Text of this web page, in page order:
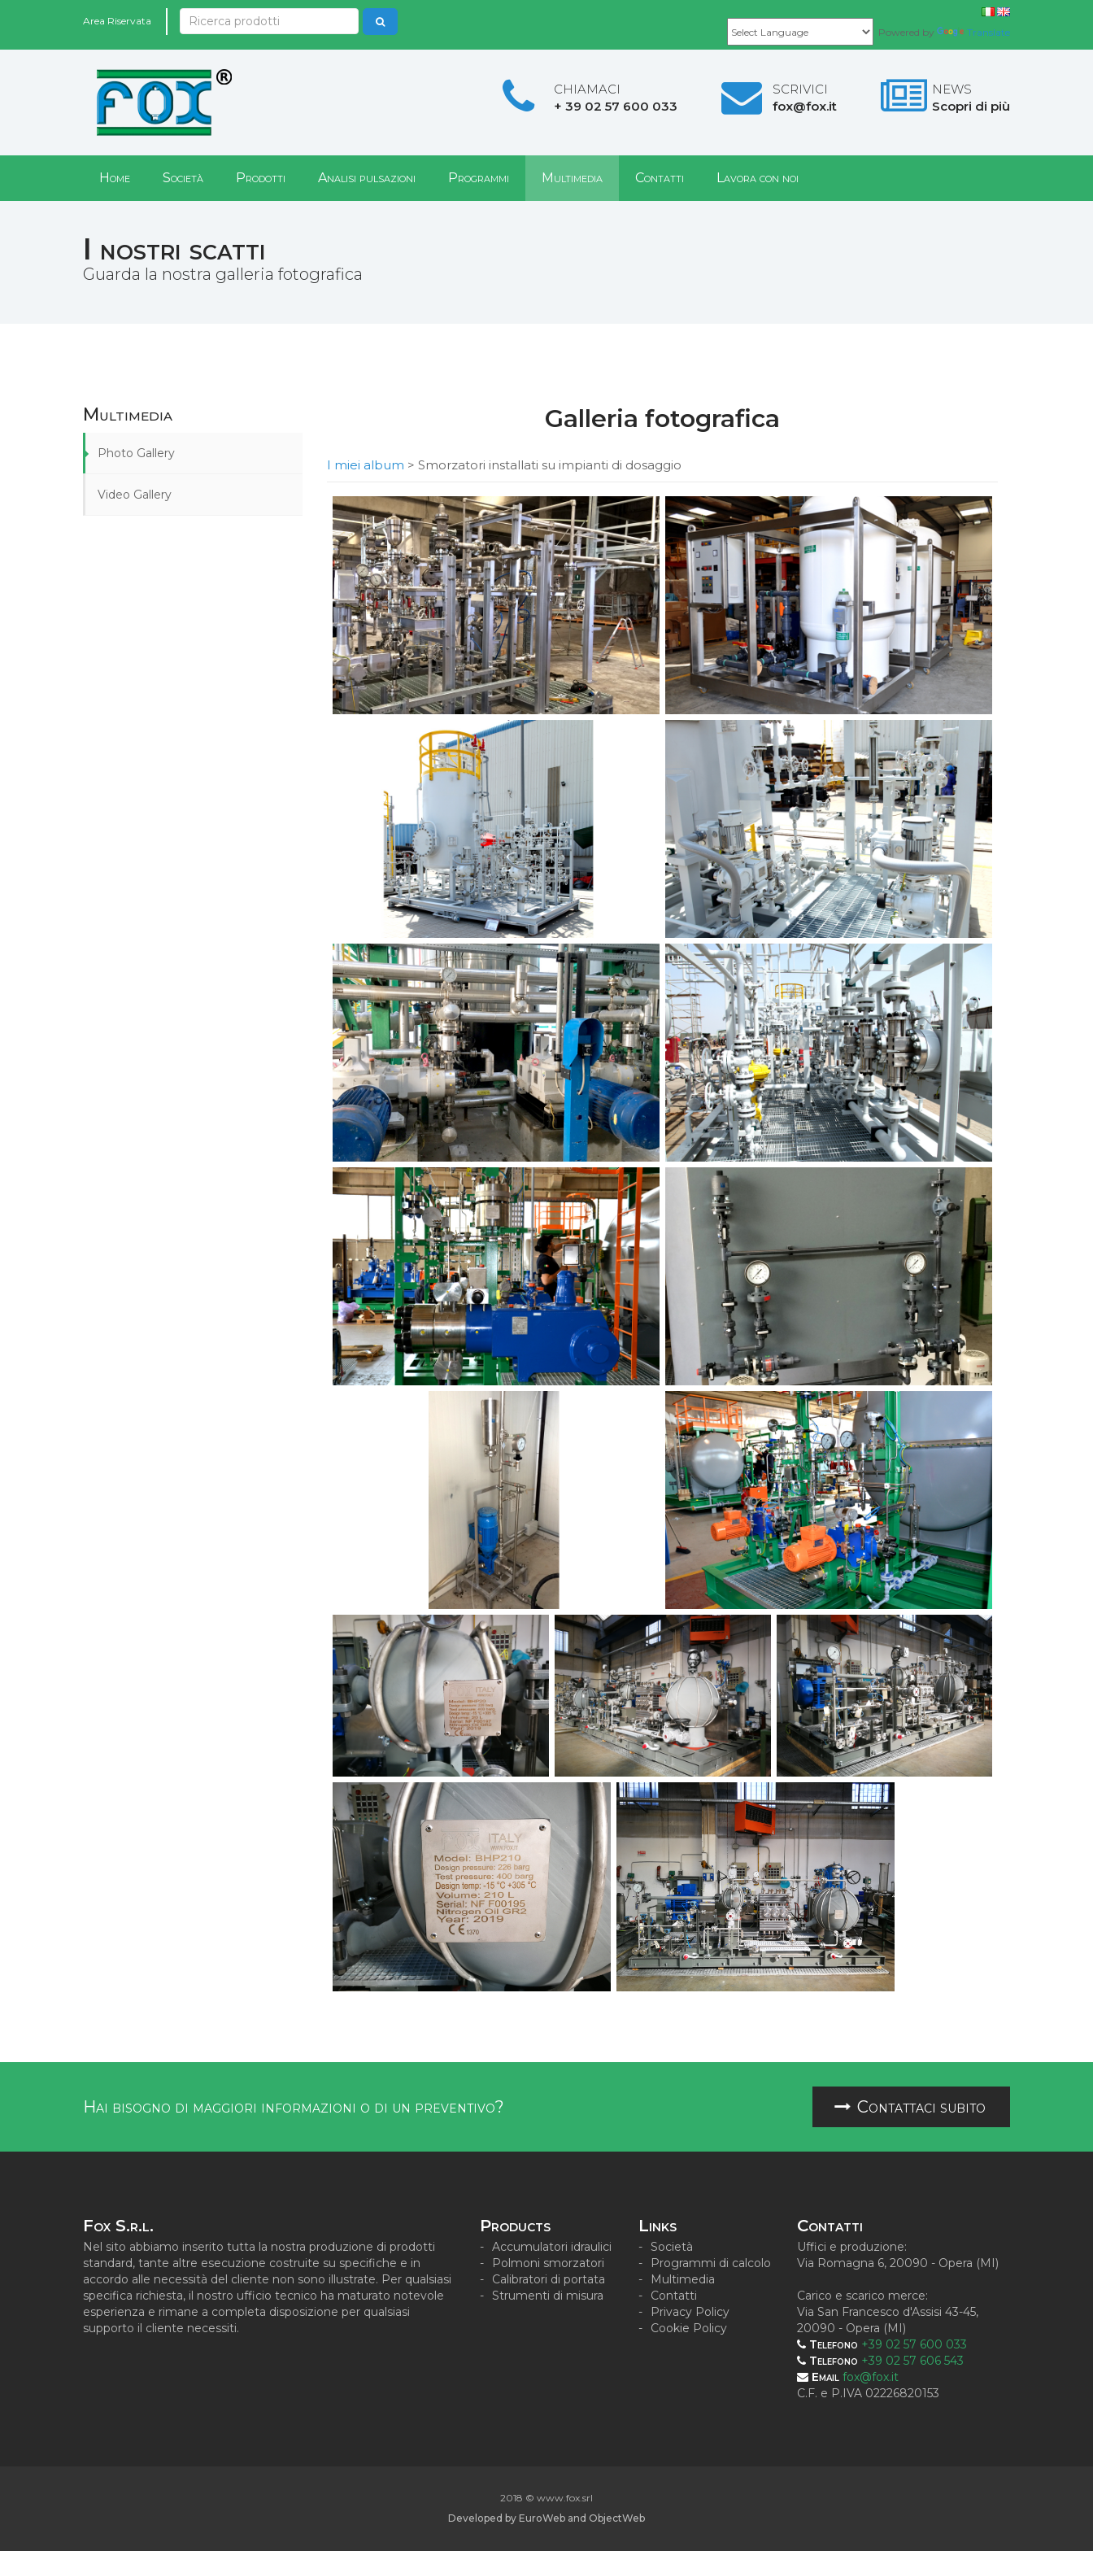
Area Riservata
Powered by
Translate
CHIAMACI
+ 39 02 57 600 033
SCRIVICI
fox@fox.it
NEWS
Scopri di più
Home Società Prodotti Analisi pulsazioni Programmi Multimedia Contatti Lavora con noi
I nostri scatti
Guarda la nostra galleria fotografica
Multimedia
Photo Gallery
Video Gallery
Galleria fotografica
I miei album > Smorzatori installati su impianti di dosaggio
Hai bisogno di maggiori informazioni o di un preventivo? Contattaci subito
Fox S.r.l.
Nel sito abbiamo inserito tutta la nostra produzione di prodotti
standard, tante altre esecuzione costruite su specifiche e in
accordo alle necessità del cliente non sono illustrate. Per qualsiasi
specifica richiesta, il nostro ufficio tecnico ha maturato notevole
esperienza e rimane a completa disposizione per qualsiasi
supporto il cliente necessiti.
Products
Accumulatori idraulici
Polmoni smorzatori
Calibratori di portata
Strumenti di misura
Links
Società
Programmi di calcolo
Multimedia
Contatti
Privacy Policy
Cookie Policy
Contatti
Uffici e produzione:
Via Romagna 6, 20090 - Opera (MI)
Carico e scarico merce:
Via San Francesco d'Assisi 43-45,
20090 - Opera (MI)
Telefono +39 02 57 600 033
Telefono +39 02 57 606 543
Email fox@fox.it
C.F. e P.IVA 02226820153
2018 © www.fox.srl
Developed by EuroWeb and ObjectWeb